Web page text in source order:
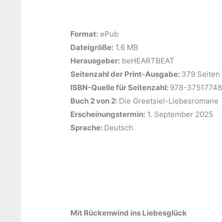
Format: ePub
Dateigröße: ‎1.6 MB
Herausgeber: ‎beHEARTBEAT
Seitenzahl der Print-Ausgabe: ‎379 Seiten
ISBN-Quelle für Seitenzahl: ‎978-
Buch 2 von 2: ‎Die Greetsiel-Liebesromane
Erscheinungstermin: ‎1. September 2025
Sprache: ‎Deutsch
Mit Rückenwind ins Liebesglück